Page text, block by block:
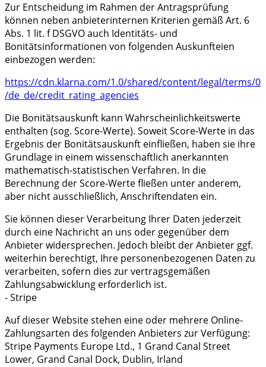
Zur Entscheidung im Rahmen der Antragsprüfung
können neben anbieterinternen Kriterien gemäß Art. 6
Abs. 1 lit. f DSGVO auch Identitäts- und
Bonitätsinformationen von folgenden Auskunfteien
einbezogen werden:
https://cdn.klarna.com/1.0/shared/content/legal/terms/0
/de_de/credit_rating_agencies
Die Bonitätsauskunft kann Wahrscheinlichkeitswerte
enthalten (sog. Score-Werte). Soweit Score-Werte in das
Ergebnis der Bonitätsauskunft einfließen, haben sie ihre
Grundlage in einem wissenschaftlich anerkannten
mathematisch-statistischen Verfahren. In die
Berechnung der Score-Werte fließen unter anderem,
aber nicht ausschließlich, Anschriftendaten ein.
Sie können dieser Verarbeitung Ihrer Daten jederzeit
durch eine Nachricht an uns oder gegenüber dem
Anbieter widersprechen. Jedoch bleibt der Anbieter ggf.
weiterhin berechtigt, Ihre personenbezogenen Daten zu
verarbeiten, sofern dies zur vertragsgemäßen
Zahlungsabwicklung erforderlich ist.
- Stripe
Auf dieser Website stehen eine oder mehrere Online-
Zahlungsarten des folgenden Anbieters zur Verfügung:
Stripe Payments Europe Ltd., 1 Grand Canal Street
Lower, Grand Canal Dock, Dublin, Irland